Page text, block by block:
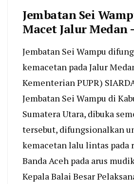
Jembatan Sei
Macet Jalur Medan
Jembatan Sei Wampu
kemacetan pada Jalur
Kementerian PUPR)
Jembatan Sei Wampu di
Sumatera Utara, dibuka
tersebut, difungsionalkan
kemacetan lalu lintas pada
Banda Aceh pada arus
Kepala Balai Besar